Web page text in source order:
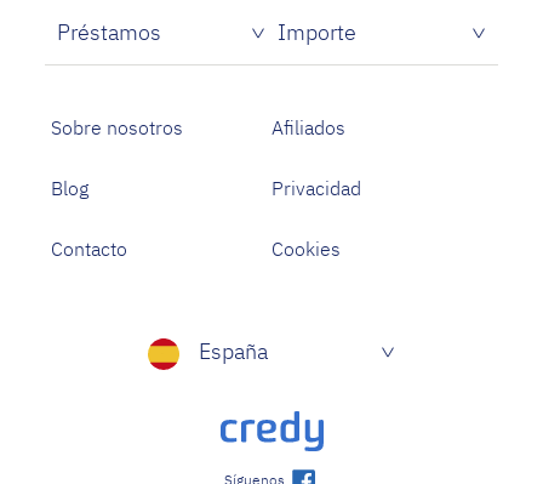
Préstamos
Importe
Sobre nosotros Afiliados
Blog Privacidad
Contacto Cookies
España
Síguenos